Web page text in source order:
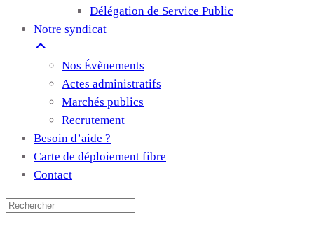
Délégation de Service Public
Notre syndicat
Nos Évènements
Actes administratifs
Marchés publics
Recrutement
Besoin d’aide ?
Carte de déploiement fibre
Contact